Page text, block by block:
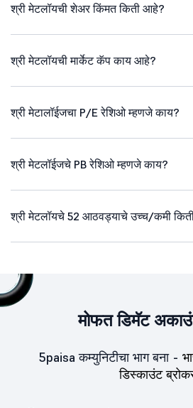
श्री मेटलॉयची शेअर किंमत किती आहे?
श्री मेटलॉयची मार्केट कॅप काय आहे?
श्री मेटालॉईजचा P/E रेशिओ म्हणजे काय?
श्री मेटलॉईजचे PB रेशिओ म्हणजे काय?
श्री मेटलॉयचे 52 आठवड्याचे उच्च/कमी
मोफत डिमॅट
5paisa कम्युनिटीचा भाग बना -
डिस्काउंट